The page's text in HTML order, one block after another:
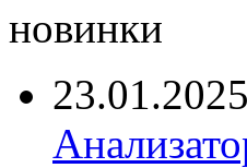
новинки
23.01.2025